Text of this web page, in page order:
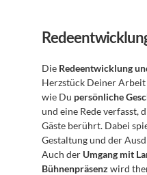
Die Redeentwicklung
Herzstück Deiner
wie Du persönliche
und eine Rede verfasst,
Gäste berührt. Dabei
Gestaltung und der
Auch der Umgang mit
Bühnenpräsenz wird